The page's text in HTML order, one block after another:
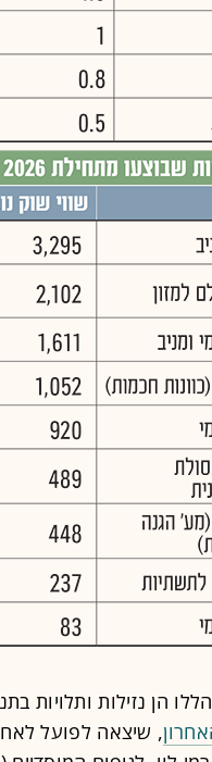
הן נזילות ותלויות
, שיצאה לפועל לאחר